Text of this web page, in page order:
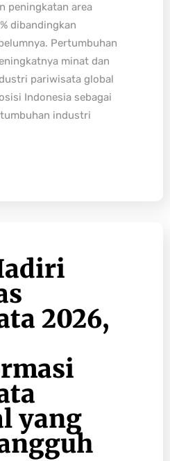
peningkatan area
dibandingkan
Pertumbuhan
minat dan
pariwisata global
Indonesia sebagai
industri
2026,
yang